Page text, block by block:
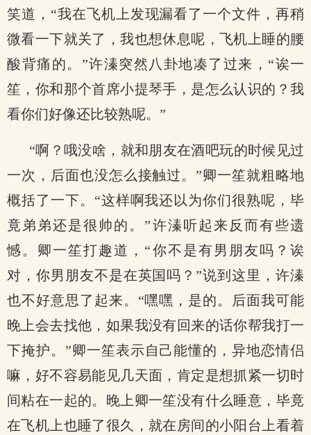
笑道，“我在飞机上发现漏看了一个文件，再稍
微看一下就关了，我也想休息呢，飞机上睡的腰
酸背痛的。”许溱突然八卦地凑了过来，“诶一
笙，你和那个首席小提琴手，是怎么认识的？我
看你们好像还比较熟呢。”
“啊？哦没啥，就和朋友在酒吧玩的时候见过
一次，后面也没怎么接触过。”卿一笙就粗略地
概括了一下。“这样啊我还以为你们很熟呢，毕
竟弟弟还是很帅的。”许溱听起来反而有些遗
憾。卿一笙打趣道，“你不是有男朋友吗？诶
对，你男朋友不是在英国吗？”说到这里，许溱
也不好意思了起来。“嘿嘿，是的。后面我可能
晚上会去找他，如果我没有回来的话你帮我打一
下掩护。”卿一笙表示自己能懂的，异地恋情侣
嘛，好不容易能见几天面，肯定是想抓紧一切时
间粘在一起的。晚上卿一笙没有什么睡意，毕竟
在飞机上也睡了很久，就在房间的小阳台上看着